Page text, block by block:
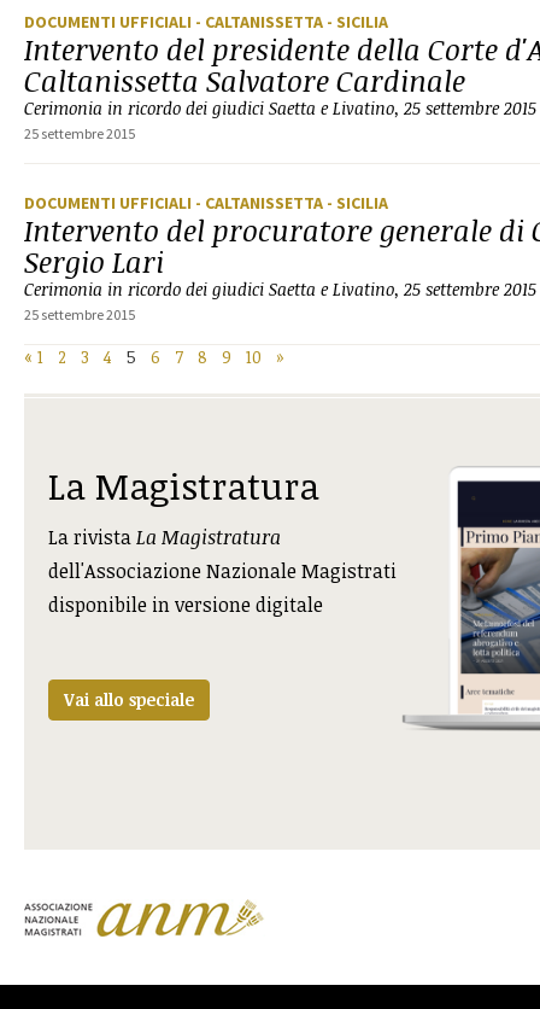
DOCUMENTI UFFICIALI - CALTANISSETTA - SICILIA
Intervento del presidente della Corte
Caltanissetta Salvatore Cardinale
Cerimonia in ricordo dei giudici Saetta e Livatino, 25 settembre 2015
25 settembre 2015
DOCUMENTI UFFICIALI - CALTANISSETTA - SICILIA
Intervento del procuratore generale di
Sergio Lari
Cerimonia in ricordo dei giudici Saetta e Livatino, 25 settembre 2015
25 settembre 2015
« 1 2 3 4 5 6 7 8 9 10 »
La Magistratura
La rivistaLa Magistratura
dell'Associazione Nazionale Magistrati
disponibile in versione digitale
Vai allo speciale